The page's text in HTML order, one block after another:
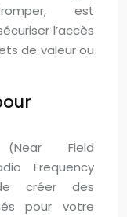
est
l’accès
de valeur ou
Field
Frequency
créer des
pour votre